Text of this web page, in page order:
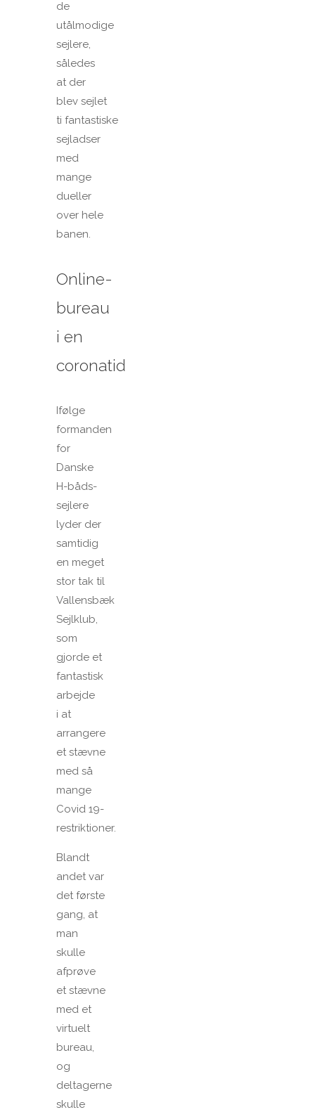
de
utålmodige
sejlere,
således
at der
blev sejlet
ti fantastiske
sejladser
med
mange
dueller
over hele
banen.
Online-
bureau
i en
coronatid
Ifølge
formanden
for
Danske
H-båds-
sejlere
lyder der
samtidig
en meget
stor tak til
Vallensbæk
Sejlklub,
som
gjorde et
fantastisk
arbejde
i at
arrangere
et stævne
med så
mange
Covid 19-
restriktioner.
Blandt
andet var
det første
gang, at
man
skulle
afprøve
et stævne
med et
virtuelt
bureau,
og
deltagerne
skulle